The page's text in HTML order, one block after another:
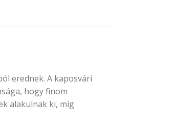
erednek. A kaposvári
hogy finom
alakulnak ki, míg